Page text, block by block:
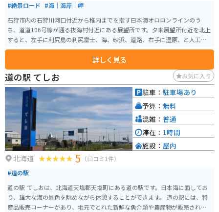
#絶景ロード #海｜海岸｜岬
石狩市内の石狩川河口付近から稚内までを指す日本海オロロンラインのう
ち、道道106号線が通る抜海村付近にある展望所です。夕来展望所付近を北上
すると、左手に利尻島の利尻富士、海、砂浜、道路、右手に湿原、と人工物
が全くないただ地平線が広がる道路が続き、壮大な景色が見られます。
詳しく見る
道の駅 てしお お気に入り
北海道 5 （口コミ1件）
#道の駅
道の駅 てしおは、北海道天塩郡天塩町にある道の駅です。日本海に面してお
り、雄大な海の景色を眺めながら休憩することができます。 道の駅には、特
産品販売コーナーがあり、地元でとれた新鮮な魚介類や農産物が販売されて
駐車： 駐車場あり
予算： 無料
混雑： 普通
滞在： 1時間
施設： 屋内